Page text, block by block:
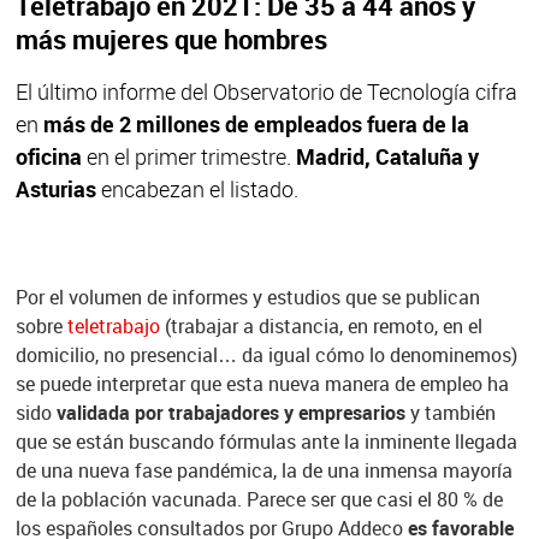
más mujeres que hombres
El último informe del Observatorio de Tecnología cifra
en más de 2 millones de empleados fuera de la
oficina en el primer trimestre. Madrid, Cataluña y
Asturiasencabezan el listado.
Por el volumen de informes y estudios que se publican
sobreteletrabajo(trabajar a distancia, en remoto, en el
domicilio, no presencial… da igual cómo lo denominemos)
se puede interpretar que esta nueva manera de empleo ha
sidovalidada por trabajadores y empresariosy también
que se están buscando fórmulas ante la inminente llegada
de una nueva fase pandémica, la de una inmensa mayoría
de la población vacunada. Parece ser que casi el 80 % de
los españoles consultados por Grupo Addecoes favorable